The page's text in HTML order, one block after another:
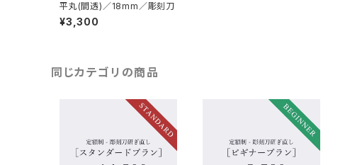
平丸(間透)／18mm／彫刻刀
¥3,300
同じカテゴリの商品